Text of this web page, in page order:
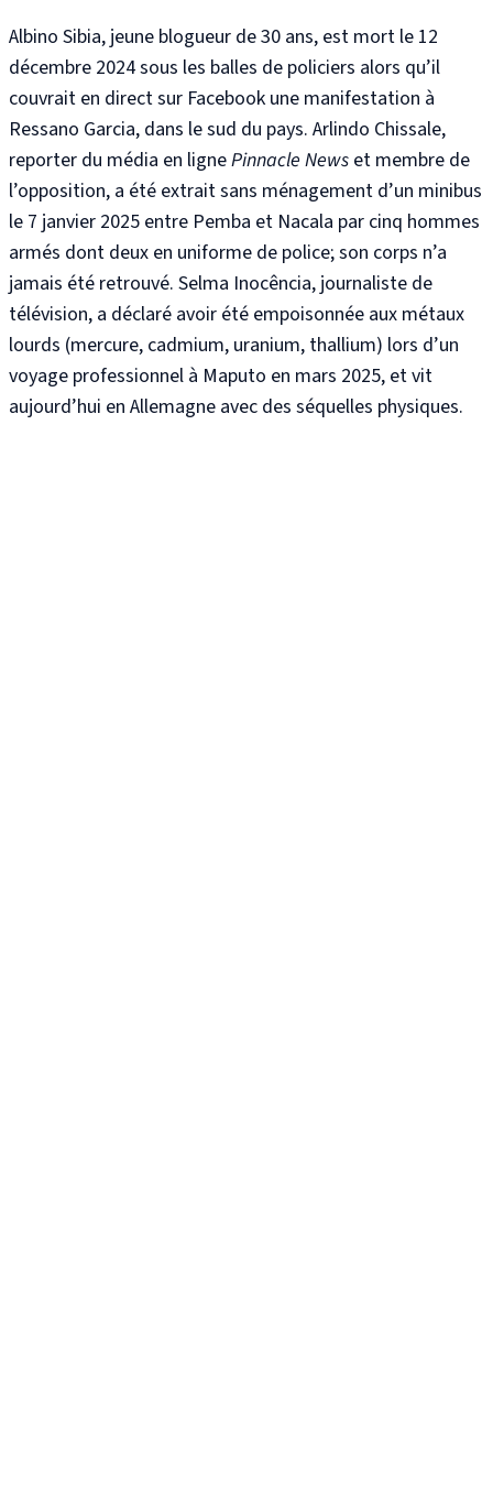
Albino Sibia, jeune blogueur de 30 ans, est mort le 12
décembre 2024 sous les balles de policiers alors qu’il
couvrait en direct sur Facebook une manifestation à
Ressano Garcia, dans le sud du pays. Arlindo Chissale,
reporter du média en lignePinnacle News et membre de
l’opposition, a été extrait sans ménagement d’un minibus
le 7 janvier 2025 entre Pemba et Nacala par cinq hommes
armés dont deux en uniforme de police; son corps n’a
jamais été retrouvé. Selma Inocência, journaliste de
télévision, a déclaré avoir été empoisonnée aux métaux
lourds (mercure, cadmium, uranium, thallium) lors d’un
voyage professionnel à Maputo en mars 2025, et vit
aujourd’hui en Allemagne avec des séquelles physiques.